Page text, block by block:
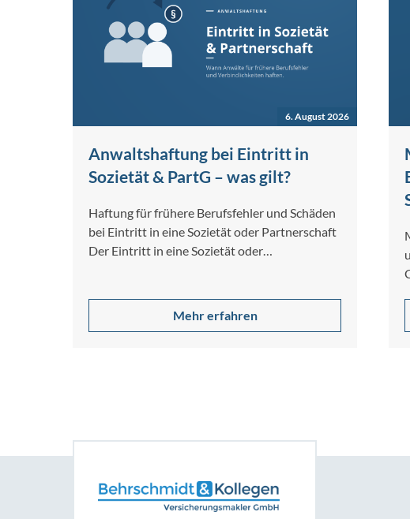
6. August 2026
Anwaltshaftung bei Eintritt in
Sozietät & PartG – was gilt?
Haftung für frühere Berufsfehler und Schäden
bei Eintritt in eine Sozietät oder Partnerschaft
Der Eintritt in eine Sozietät oder
Mehr erfahren